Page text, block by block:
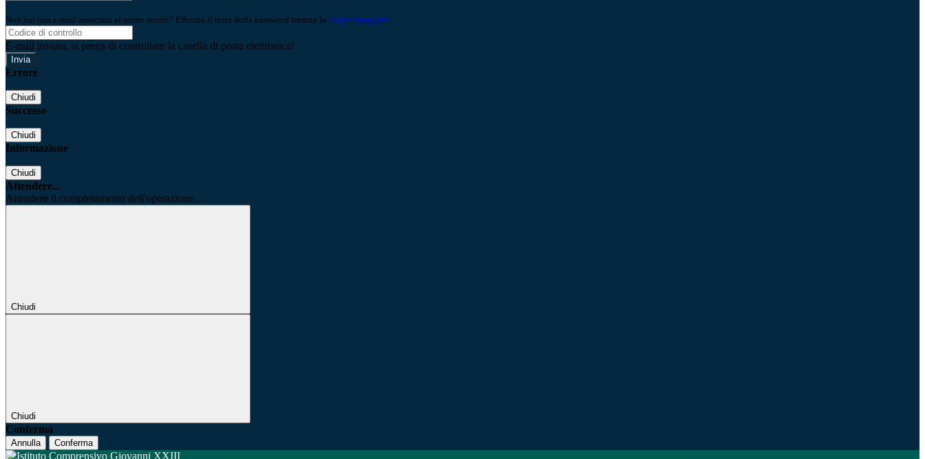
Non hai una e-mail associata al nome utente? Effettua il reset della password tramite la Login Spaggiari
E-mail inviata, si prega di controllare la casella di posta elettronica!
Errore
Chiudi
Successo
Chiudi
Informazione
Chiudi
Attendere...
Attendere il completamento dell'operazione...
Chiudi
Chiudi
Conferma
Annulla Conferma